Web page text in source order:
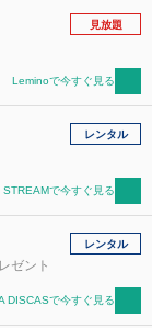
見放題
Leminoで今すぐ見る
レンタル
STREAMで今すぐ見る
ゼント
レンタル
DISCASで今すぐ見る